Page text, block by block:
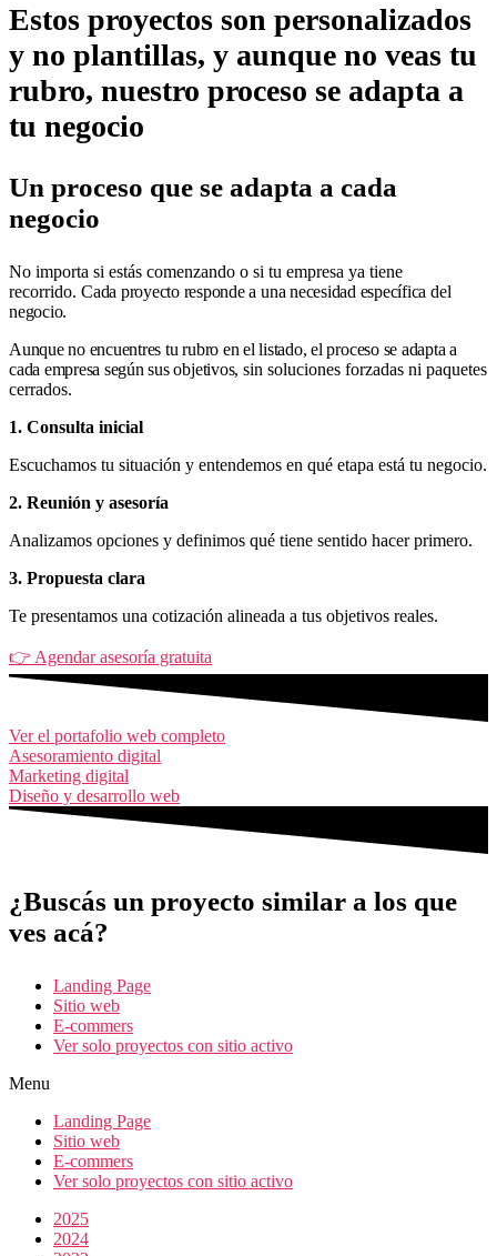
Estos proyectos son personalizados
y no plantillas, y aunque no veas tu
rubro, nuestro proceso se adapta a
tu negocio
Un proceso que se adapta a cada
negocio
No importa si estás comenzando o si tu empresa ya tiene
recorrido. Cada proyecto responde a una necesidad específica del
negocio.
Aunque no encuentres tu rubro en el listado, el proceso se adapta a
cada empresa según sus objetivos, sin soluciones forzadas ni paquetes
cerrados.
1. Consulta inicial
Escuchamos tu situación y entendemos en qué etapa está tu negocio.
2. Reunión y asesoría
Analizamos opciones y definimos qué tiene sentido hacer primero.
3. Propuesta clara
Te presentamos una cotización alineada a tus objetivos reales.
👉 Agendar asesoría gratuita
Ver el portafolio web completo
Asesoramiento digital
Marketing digital
Diseño y desarrollo web
¿Buscás un proyecto similar a los que
ves acá?
Landing Page
Sitio web
E-commers
Ver solo proyectos con sitio activo
Menu
Landing Page
Sitio web
E-commers
Ver solo proyectos con sitio activo
2025
2024